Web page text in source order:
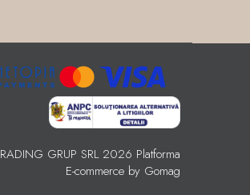
GRUP SRL 2026 Platforma
E-commerce by Gomag